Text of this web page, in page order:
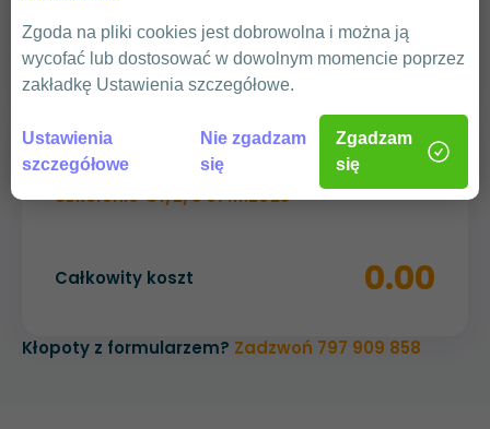
WYŚLIJ
Podsumowanie
Szkolenie G1/2/3 07.11.2025
Całkowity koszt 0.00
Kłopoty z formularzem? Zadzwoń 797 909 858
Zgoda na pliki cookies jest dobrowolna i można ją
wycofać lub dostosować w dowolnym momencie poprzez
zakładkę Ustawienia szczegółowe.
Ustawienia
szczegółowe
Nie zgadzam
się
Zgadzam
się